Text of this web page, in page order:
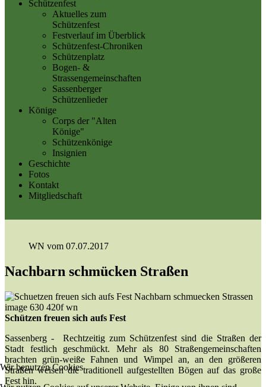
Schützenfest
Aktuelles zum
Schützenfest
Festverlauf im Überblick
Schützenfest-Chroniken
Schützenplatz
Bogen- &
Strassengemeinschaften
Sassenberger
Schützenlieder
Könige
Corps der "Alten
Könige"
Schützenkönige
Insignien
Geschichte
Fotos
Kontakt
Mitgliedschaft
WN vom 07.07.2017
Nachbarn schmücken Straßen
Schützen freuen sich aufs Fest
Sassenberg - Rechtzeitig zum Schützenfest sind die Straßen der
Stadt festlich geschmückt. Mehr als 80 Straßengemeinschaften
brachten grün-weiße Fahnen und Wimpel an, an den größeren
Straßen weisen die traditionell aufgestellten Bögen auf das große
Fest hin.
Wir benutzen Cookies